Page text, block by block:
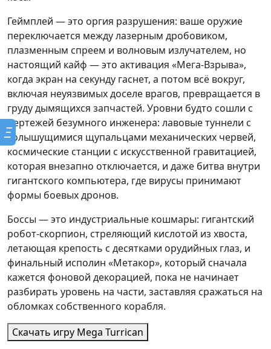
Геймплей — это оргия разрушения: ваше оружие
переключается между лазерным дробовиком,
плазменным спреем и волновым излучателем, но
настоящий кайф — это активация «Мега-Взрыва»,
когда экран на секунду гаснет, а потом всё вокруг,
включая неуязвимых доселе врагов, превращается в
груду дымящихся запчастей. Уровни будто сошли с
чертежей безумного инженера: лавовые туннели с
колышущимися щупальцами механических червей,
космические станции с искусственной гравитацией,
которая внезапно отключается, и даже битва внутри
гигантского компьютера, где вирусы принимают
формы боевых дронов.
Боссы — это индустриальные кошмары: гигантский
робот-скорпион, стреляющий кислотой из хвоста,
летающая крепость с десятками орудийных глаз, и
финальный исполин «Метакор», который сначала
кажется фоновой декорацией, пока не начинает
разбирать уровень на части, заставляя сражаться на
обломках собственного корабля.
Скачать игру Mega Turrican
Ξ